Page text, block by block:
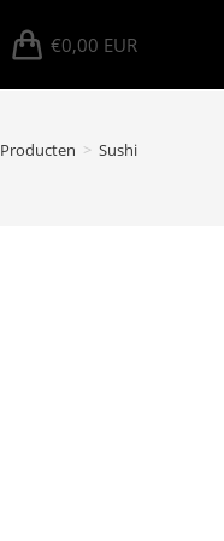
€0,00 EUR
Producten > Sushi